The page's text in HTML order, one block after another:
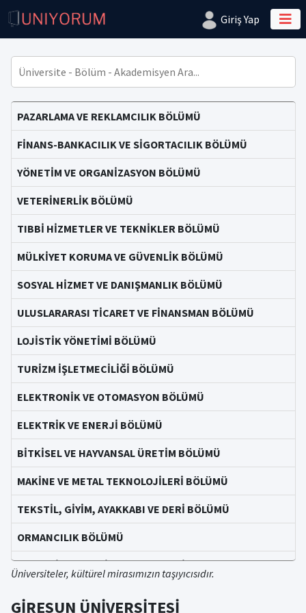
Giriş Yap
PAZARLAMA VE REKLAMCILIK BÖLÜMÜ
FİNANS-BANKACILIK VE SİGORTACILIK BÖLÜMÜ
YÖNETİM VE ORGANİZASYON BÖLÜMÜ
VETERİNERLİK BÖLÜMÜ
TIBBİ HİZMETLER VE TEKNİKLER BÖLÜMÜ
MÜLKİYET KORUMA VE GÜVENLİK BÖLÜMÜ
SOSYAL HİZMET VE DANIŞMANLIK BÖLÜMÜ
ULUSLARARASI TİCARET VE FİNANSMAN BÖLÜMÜ
LOJİSTİK YÖNETİMİ BÖLÜMÜ
TURİZM İŞLETMECİLİĞİ BÖLÜMÜ
ELEKTRONİK VE OTOMASYON BÖLÜMÜ
ELEKTRİK VE ENERJİ BÖLÜMÜ
BİTKİSEL VE HAYVANSAL ÜRETİM BÖLÜMÜ
MAKİNE VE METAL TEKNOLOJİLERİ BÖLÜMÜ
TEKSTİL, GİYİM, AYAKKABI VE DERİ BÖLÜMÜ
ORMANCILIK BÖLÜMÜ
BÜRO HİZMETLERİ VE SEKRETERLİK BÖLÜMÜ
Üniversiteler, kültürel mirasımızın taşıyıcısıdır.
GİRESUN ÜNİVERSİTESİ